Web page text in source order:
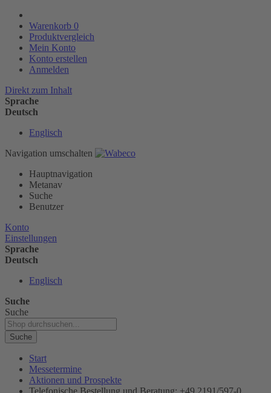
Warenkorb 0
Produktvergleich
Mein Konto
Konto erstellen
Anmelden
Direkt zum Inhalt
Sprache
Deutsch
Englisch
Navigation umschalten
Hauptnavigation
Metanav
Suche
Benutzer
Konto
Einstellungen
Sprache
Deutsch
Englisch
Suche
Suche
Suche
Start
Messetermine
Aktionen und Prospekte
Telefonische Bestellung und Beratung: +49 2191/597-0